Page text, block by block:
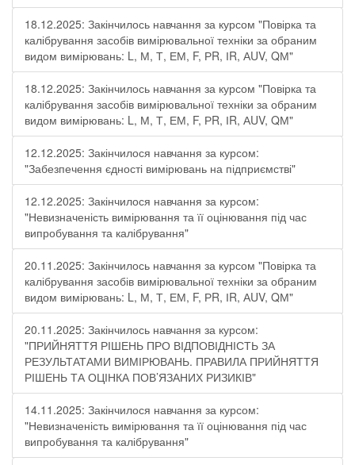
18.12.2025: Закінчилось навчання за курсом "Повірка та
калібрування засобів вимірювальної техніки за обраним
видом вимірювань: L, М, Т, ЕМ, F, РR, ІR, АUV, QМ"
18.12.2025: Закінчилось навчання за курсом "Повірка та
калібрування засобів вимірювальної техніки за обраним
видом вимірювань: L, М, Т, ЕМ, F, РR, ІR, АUV, QМ"
12.12.2025: Закінчилося навчання за курсом:
"Забезпечення єдності вимірювань на підприємстві"
12.12.2025: Закінчилося навчання за курсом:
"Невизначеність вимірювання та її оцінювання під час
випробування та калібрування"
20.11.2025: Закінчилось навчання за курсом "Повірка та
калібрування засобів вимірювальної техніки за обраним
видом вимірювань: L, М, Т, ЕМ, F, РR, ІR, АUV, QМ"
20.11.2025: Закінчилось навчання за курсом:
"ПРИЙНЯТТЯ РІШЕНЬ ПРО ВІДПОВІДНІСТЬ ЗА
РЕЗУЛЬТАТАМИ ВИМІРЮВАНЬ. ПРАВИЛА ПРИЙНЯТТЯ
РІШЕНЬ ТА ОЦІНКА ПОВ’ЯЗАНИХ РИЗИКІВ"
14.11.2025: Закінчилося навчання за курсом:
"Невизначеність вимірювання та її оцінювання під час
випробування та калібрування"